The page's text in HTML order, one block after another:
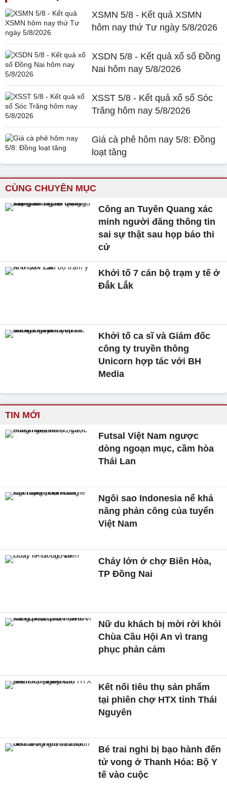
XSMN 5/8 - Kết quả XSMN
hôm nay thứ Tư ngày 5/8/2026
XSDN 5/8 - Kết quả xổ số Đồng
Nai hôm nay 5/8/2026
XSST 5/8 - Kết quả xổ số Sóc
Trăng hôm nay 5/8/2026
Giá cà phê hôm nay 5/8: Đồng
loạt tăng
CÙNG CHUYÊN MỤC
Công an Tuyên Quang xác
minh người đăng thông tin
sai sự thật sau họp báo thi
cử
Khởi tố 7 cán bộ trạm y tế ở
Đắk Lắk
Khởi tố ca sĩ và Giám đốc
công ty truyền thông
Unicorn hợp tác với BH
Media
TIN MỚI
Futsal Việt Nam ngược
dòng ngoạn mục, cầm hòa
Thái Lan
Ngôi sao Indonesia nể khả
năng phản công của tuyển
Việt Nam
Cháy lớn ở chợ Biên Hòa,
TP Đồng Nai
Nữ du khách bị mời rời khỏi
Chùa Cầu Hội An vì trang
phục phản cảm
Kết nối tiêu thụ sản phẩm
tại phiên chợ HTX tỉnh Thái
Nguyên
Bé trai nghi bị bạo hành đến
tử vong ở Thanh Hóa: Bộ Y
tế vào cuộc